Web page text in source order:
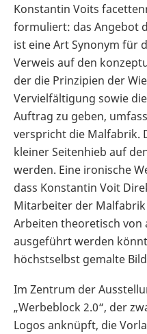
Konstantin Voits
formuliert: das Angebot
ist eine Art Synonym für
Verweis auf den
der die Prinzipien der
Vervielfältigung sowie
Auftrag zu geben,
verspricht die Malfabrik.
kleiner Seitenhieb auf
werden. Eine ironische
dass Konstantin Voit
Mitarbeiter der
Arbeiten theoretisch von
ausgeführt werden
höchstselbst gemalte
Im Zentrum der
„Werbeblock 2.0“, der
Logos anknüpft, die